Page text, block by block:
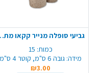
גביעי סופלה
כמות: 15
מידה: גובה 6 ס"מ, קוטר 4 ס"מ
₪3.00